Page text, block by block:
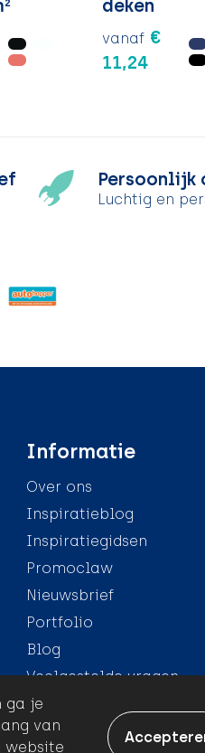
deken
vanaf €
11,24
Persoonlijk
Luchtig en
Informatie
Over ons
Inspiratieblog
Inspiratiegidsen
Promoclaw
Nieuwsbrief
Portfolio
Blog
Veelgestelde vragen
ga je
van
website